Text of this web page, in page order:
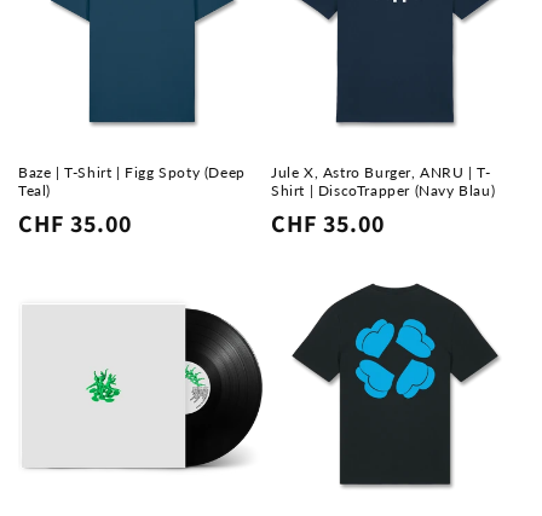
Baze | T-Shirt | Figg Spoty (Deep
Teal)
Normaler
CHF 35.00
Jule X, Astro Burger, ANRU | T-
Shirt | DiscoTrapper (Navy Blau)
Normaler
CHF 35.00